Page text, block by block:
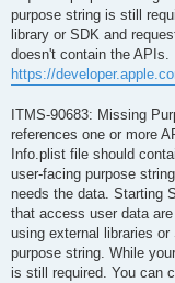
purpose string is still
library or SDK and
doesn't contain the APIs.
https://
ITMS-90683: Missing
references one or more
Info.plist file should
user-facing purpose
needs the data. Starting
that access user data
using external libraries
purpose string. While
is still required. You can